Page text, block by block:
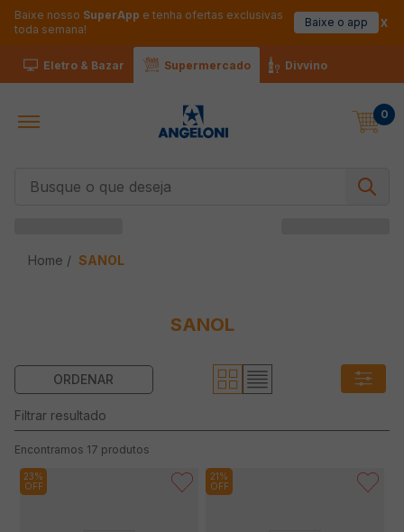
Baixe nosso SuperApp e tenha ofertas exclusivas
toda semana!
Baixe o app
Eletro & Bazar Supermercado Divvino
0
SANOL
SANOL
17 produtos
23%
OFF
21%
OFF